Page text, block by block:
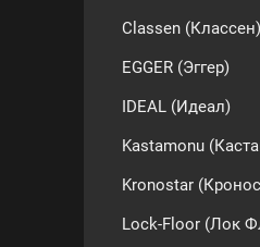
Classen (Классен)
EGGER (Эггер)
IDEAL (Идеал)
Kastamonu
Kronostar
Lock-Floor (Лок